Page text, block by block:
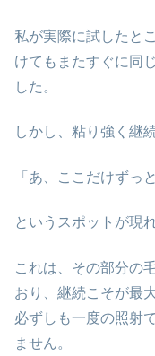
私が実際に試したと
けてもまたすぐに同
した。
しかし、粘り強く継
「あ、ここだけずっ
というスポットが現
これは、その部分の
おり、継続こそが最
必ずしも一度の照射
ません。